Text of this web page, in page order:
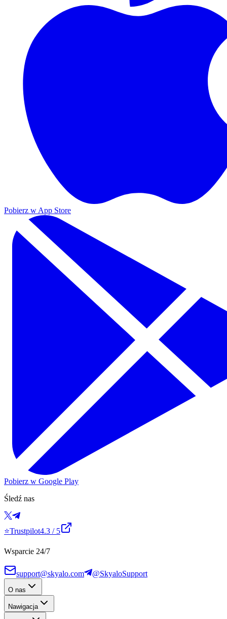
Pobierz w App Store
Pobierz w Google Play
Śledź nas
⭐Trustpilot4.3 / 5
Wsparcie 24/7
support@skyalo.com @SkyaloSupport
O nas
Nawigacja